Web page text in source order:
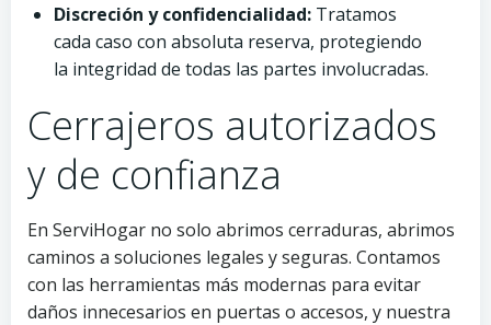
Discreción y confidencialidad: Tratamos
cada caso con absoluta reserva, protegiendo
la integridad de todas las partes involucradas.
Cerrajeros autorizados
y de confianza
En ServiHogar no solo abrimos cerraduras, abrimos
caminos a soluciones legales y seguras. Contamos
con las herramientas más modernas para evitar
daños innecesarios en puertas o accesos, y nuestra